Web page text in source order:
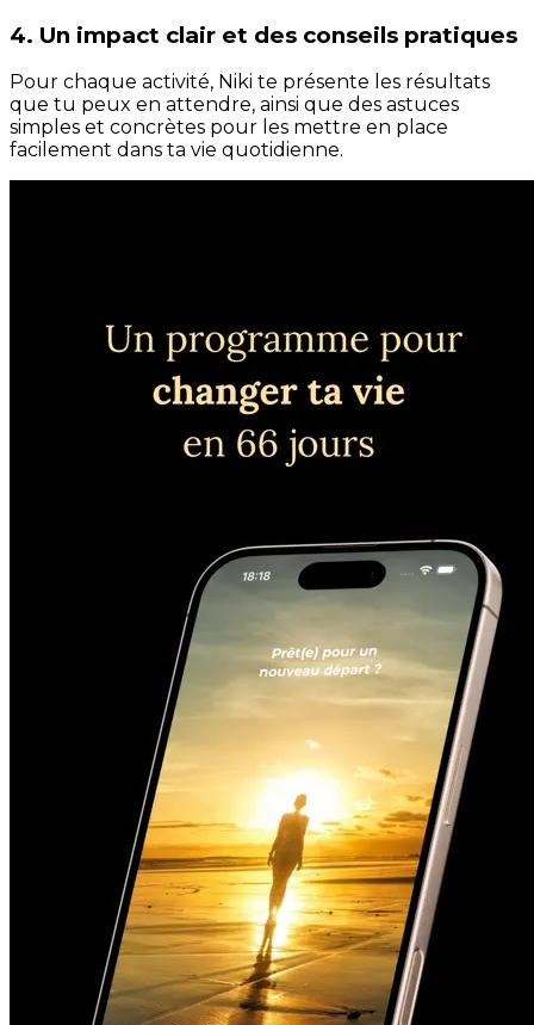
4. Un impact clair et des conseils pratiques
Pour chaque activité, Niki te présente les résultats
que tu peux en attendre, ainsi que des astuces
simples et concrètes pour les mettre en place
facilement dans ta vie quotidienne.